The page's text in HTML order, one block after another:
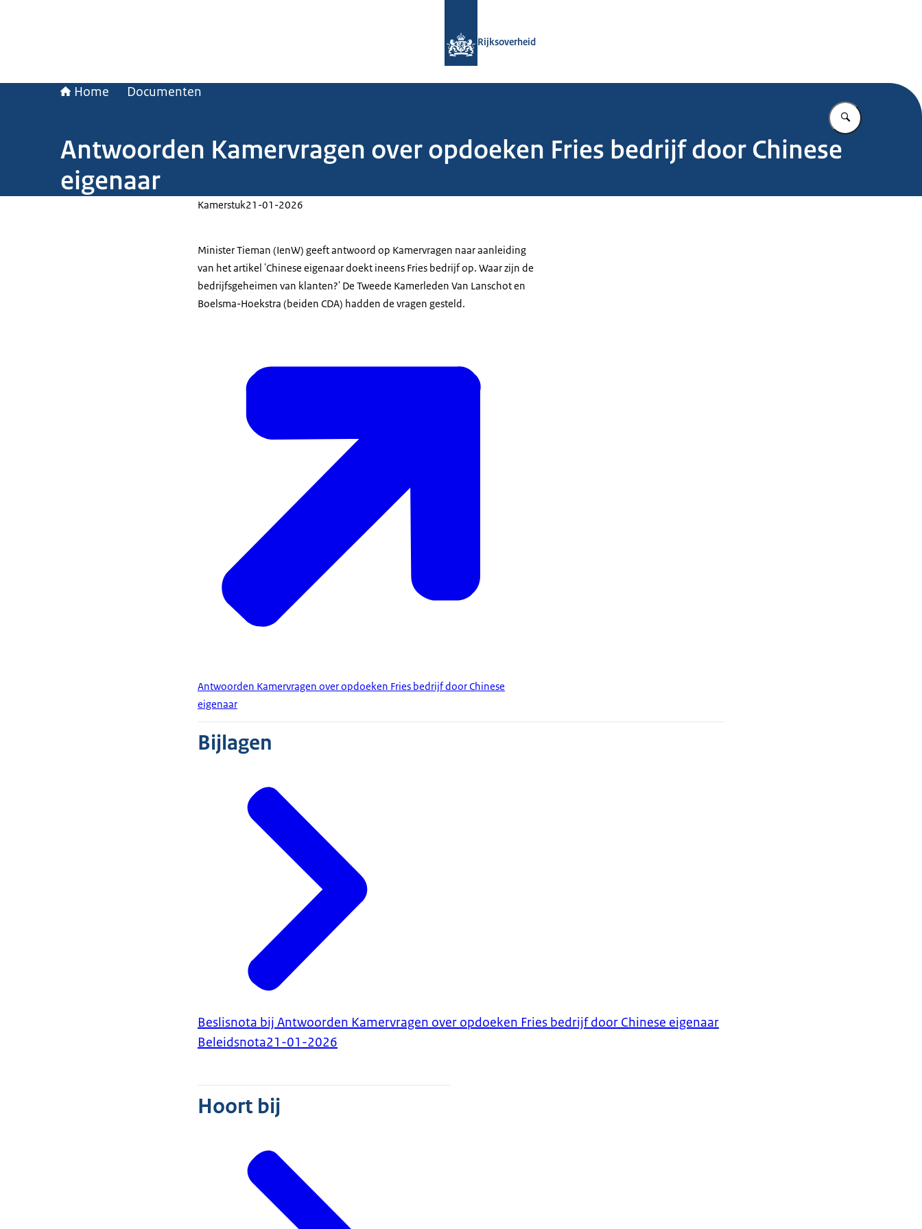
Rijksoverheid
Home Documenten
Vul in wat u
Antwoorden Kamervragen over opdoeken Fries bedrijf door Chinese
eigenaar
Kamerstuk21-01-2026
Minister Tieman (IenW) geeft antwoord op Kamervragen naar aanleiding
van het artikel 'Chinese eigenaar doekt ineens Fries bedrijf op. Waar zijn de
bedrijfsgeheimen van klanten?' De Tweede Kamerleden Van Lanschot en
Boelsma-Hoekstra (beiden CDA) hadden de vragen gesteld.
Antwoorden Kamervragen over opdoeken Fries bedrijf door Chinese
eigenaar
Bijlagen
Beslisnota bij Antwoorden Kamervragen over opdoeken Fries bedrijf door Chinese eigenaar
Beleidsnota21-01-2026
Hoort bij